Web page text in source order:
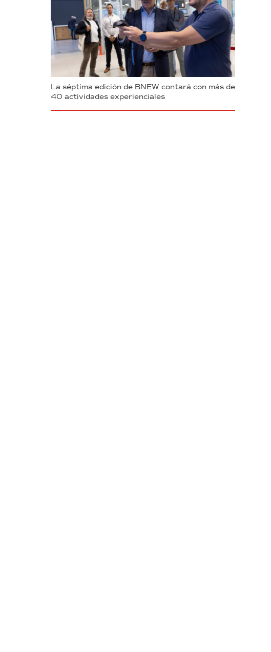
La séptima edición de BNEW contará con más de
40 actividades experienciales